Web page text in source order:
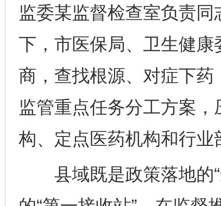
监委某监督检查室负责
下，市医保局、卫生健
商，查找根源、对症下
监管重点任务分工方案
构、定点医药机构和行业
县域既是政策落地的“